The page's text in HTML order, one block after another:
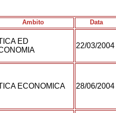
Ambito Data
ED
22/03/2004
ECONOMICA 28/06/2004